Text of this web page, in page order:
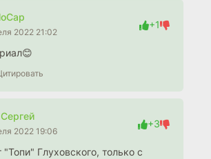
2022 21:02
+1
2022 19:06
+3
Глуховского, только с